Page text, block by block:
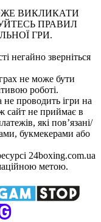
ВИКЛИКАТИ
ПРАВИЛ
ГРИ.
негайно зверніться
не може бути
роботі.
проводить ігри на
сайт не приймає в
які пов’язані/
букмекерами або
24boxing.com.ua
метою.